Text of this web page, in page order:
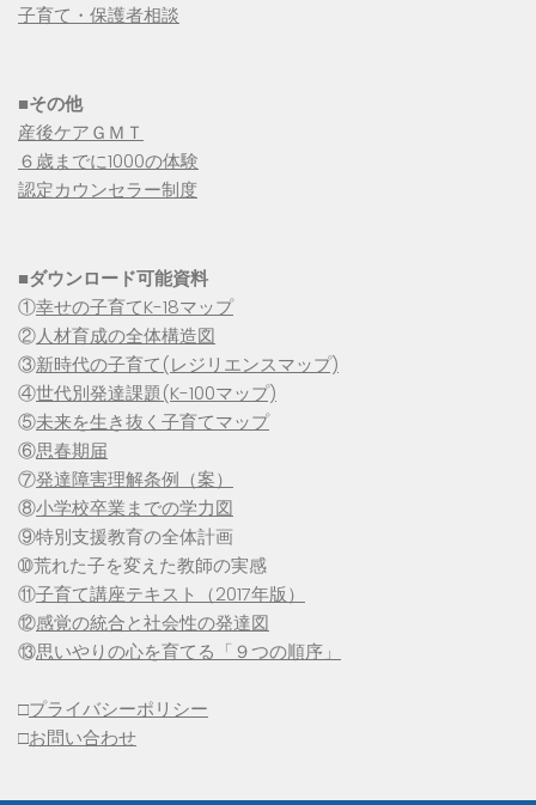
子育て・保護者相談
■その他
産後ケアＧＭＴ
６歳までに1000の体験
認定カウンセラー制度
■ダウンロード可能資料
①幸せの子育てK-18マップ
②人材育成の全体構造図
③新時代の子育て(レジリエンスマップ)
④世代別発達課題(K-100マップ)
⑤未来を生き抜く子育てマップ
⑥思春期届
⑦発達障害理解条例（案）
⑧小学校卒業までの学力図
⑨特別支援教育の全体計画
➉荒れた子を変えた教師の実感
⑪子育て講座テキスト（2017年版）
⑫感覚の統合と社会性の発達図
⑬思いやりの心を育てる「９つの順序」
□プライバシーポリシー
□お問い合わせ